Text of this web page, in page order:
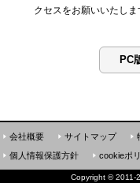
クセスをお願いいたしま
PC
会社概要 サイトマップ
個人情報保護方針
cookieポ
Copyright ©2011-